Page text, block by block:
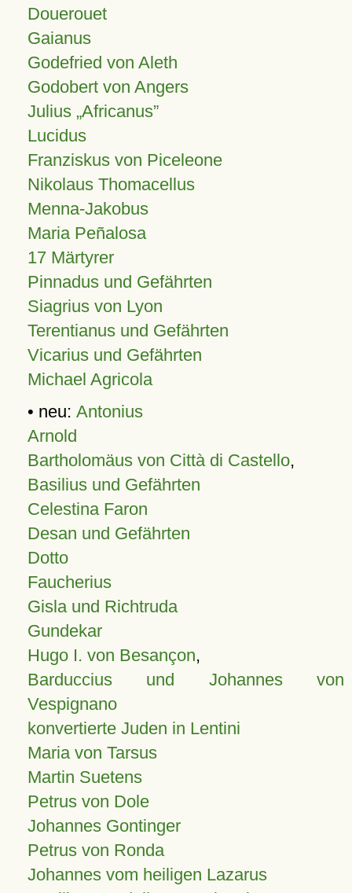
Douerouet
Gaianus
Godefried von Aleth
Godobert von Angers
Julius Africanus
Lucidus
Franziskus von Piceleone
Nikolaus Thomacellus
Menna-Jakobus
Maria Peñalosa
17 Märtyrer
Pinnadus und Gefährten
Siagrius von Lyon
Terentianus und Gefährten
Vicarius und Gefährten
Michael Agricola
• neu: Antonius
Arnold
Bartholomäus von Città di Castello,
Basilius und Gefährten
Celestina Faron
Desan und Gefährten
Dotto
Faucherius
Gisla und Richtruda
Gundekar
Hugo I. von Besançon,
Barduccius und Johannes von
Vespignano
konvertierte Juden in Lentini
Maria von Tarsus
Martin Suetens
Petrus von Dole
Johannes Gontinger
Petrus von Ronda
Johannes vom heiligen Lazarus